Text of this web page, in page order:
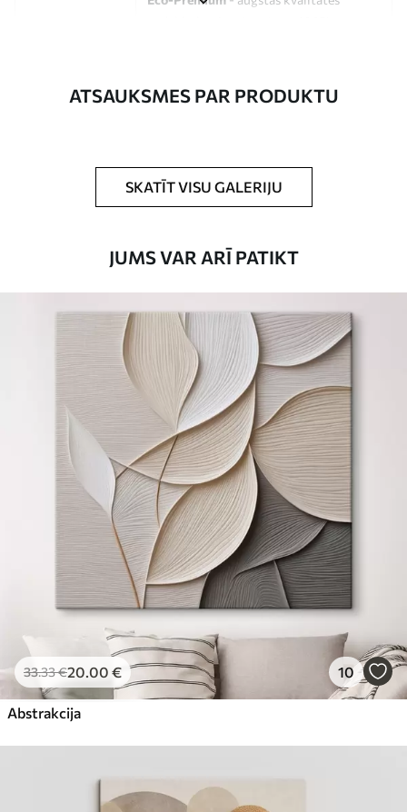
Jūs varat pievienot lakas pārklājumu.
No15.00€
Eco-Premium
.00
ATSAUKSMES PAR PRODUKTU
SKATĪT VISU GALERIJU
JUMS VAR ARĪ PATIKT
33.33€20.00 € 10
Abstrakcija